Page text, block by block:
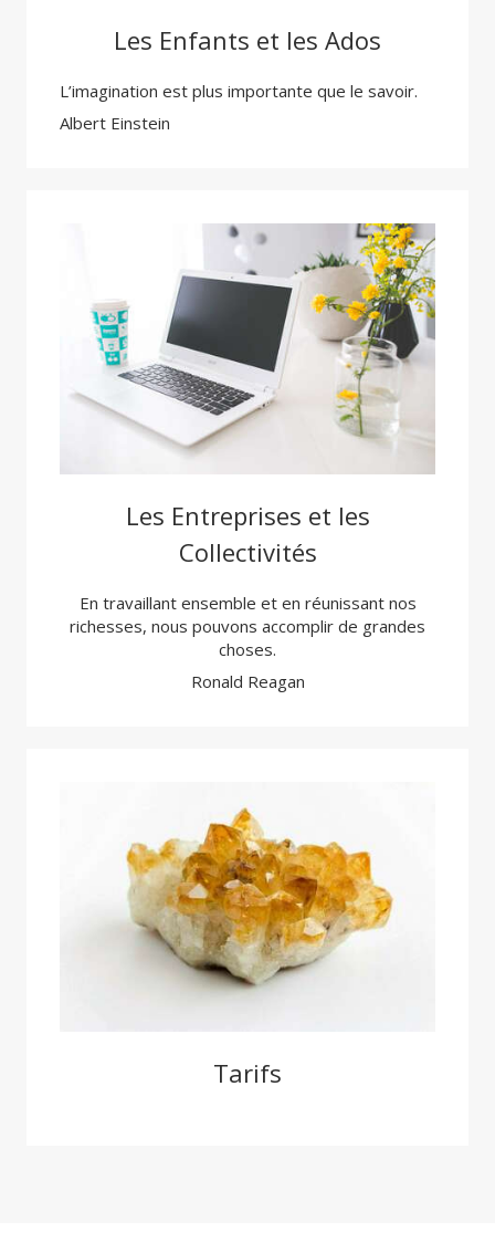
Les Enfants et les Ados
L’imagination est plus importante que le savoir.
Albert Einstein
Les Entreprises et les
Collectivités
En travaillant ensemble et en réunissant nos
richesses, nous pouvons accomplir de grandes
choses.
Ronald Reagan
Tarifs